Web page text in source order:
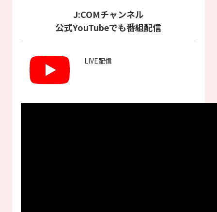
J:COMチャンネル
公式YouTubeでも番組配信
LIVE配信